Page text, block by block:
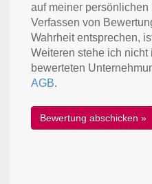
auf meiner
Verfassen von
Wahrheit entsprechen,
Weiteren stehe ich
bewerteten
AGB.